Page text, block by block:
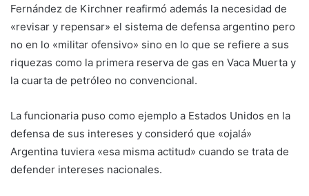
Fernández de Kirchner reafirmó además la necesidad de
«revisar y repensar» el sistema de defensa argentino pero
no en lo «militar ofensivo» sino en lo que se refiere a sus
riquezas como la primera reserva de gas en Vaca Muerta y
la cuarta de petróleo no convencional.
La funcionaria puso como ejemplo a Estados Unidos en la
defensa de sus intereses y consideró que «ojalá»
Argentina tuviera «esa misma actitud» cuando se trata de
defender intereses nacionales.